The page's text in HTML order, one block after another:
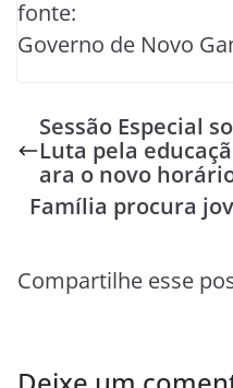
fonte:
Governo de Novo
Sessão Especial
Luta pela
ara o novo
Família procura
Compartilhe esse